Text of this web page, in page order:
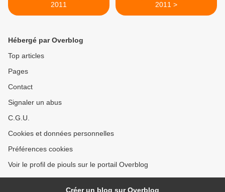
2011
2011 >
Hébergé par Overblog
Top articles
Pages
Contact
Signaler un abus
C.G.U.
Cookies et données personnelles
Préférences cookies
Voir le profil de piouls sur le portail Overblog
Créer un blog sur Overblog